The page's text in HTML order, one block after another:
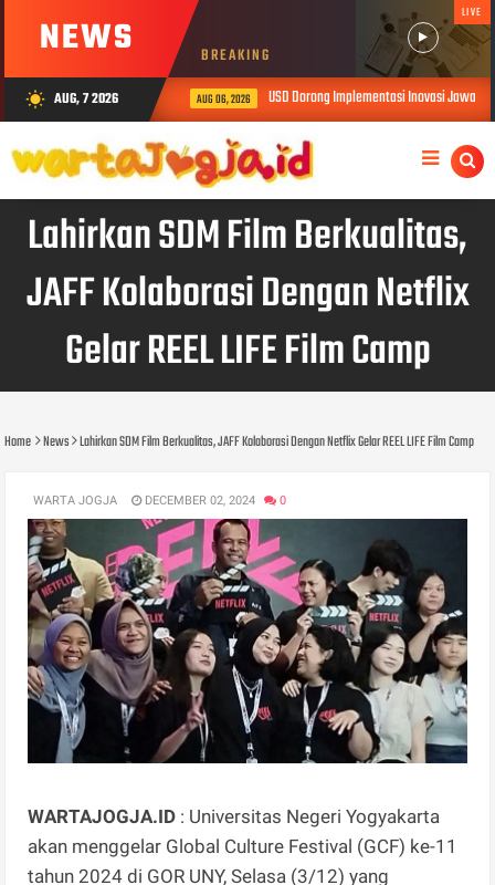
NEWS BREAKING
LIVE
wb_sunny AUG, 7 2026 AUG 06, 2026 USD Dorong Implementasi Inovasi
Lahirkan SDM Film Berkualitas,
JAFF Kolaborasi Dengan Netflix
Gelar REEL LIFE Film Camp
Home News Lahirkan SDM Film Berkualitas, JAFF Kolaborasi Dengan Netflix Gelar REEL LIFE Film Camp
WARTA JOGJA DECEMBER 02, 2024 0
WARTAJOGJA.ID : Universitas Negeri Yogyakarta
akan menggelar Global Culture Festival (GCF) ke-11
tahun 2024 di GOR UNY, Selasa (3/12) yang